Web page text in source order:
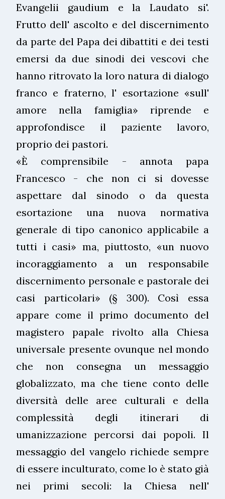
Evangelii gaudium e la Laudato si'.
Frutto dell' ascolto e del discernimento
da parte del Papa dei dibattiti e dei testi
emersi da due sinodi dei vescovi che
hanno ritrovato la loro natura di dialogo
franco e fraterno, l' esortazione «sull'
amore nella famiglia» riprende e
approfondisce il paziente lavoro,
proprio dei pastori.
«È comprensibile - annota papa
Francesco - che non ci si dovesse
aspettare dal sinodo o da questa
esortazione una nuova normativa
generale di tipo canonico applicabile a
tutti i casi» ma, piuttosto, «un nuovo
incoraggiamento a un responsabile
discernimento personale e pastorale dei
casi particolari» (§ 300). Così essa
appare come il primo documento del
magistero papale rivolto alla Chiesa
universale presente ovunque nel mondo
che non consegna un messaggio
globalizzato, ma che tiene conto delle
diversità delle aree culturali e della
complessità degli itinerari di
umanizzazione percorsi dai popoli. Il
messaggio del vangelo richiede sempre
di essere inculturato, come lo è stato già
nei primi secoli: la Chiesa nell'